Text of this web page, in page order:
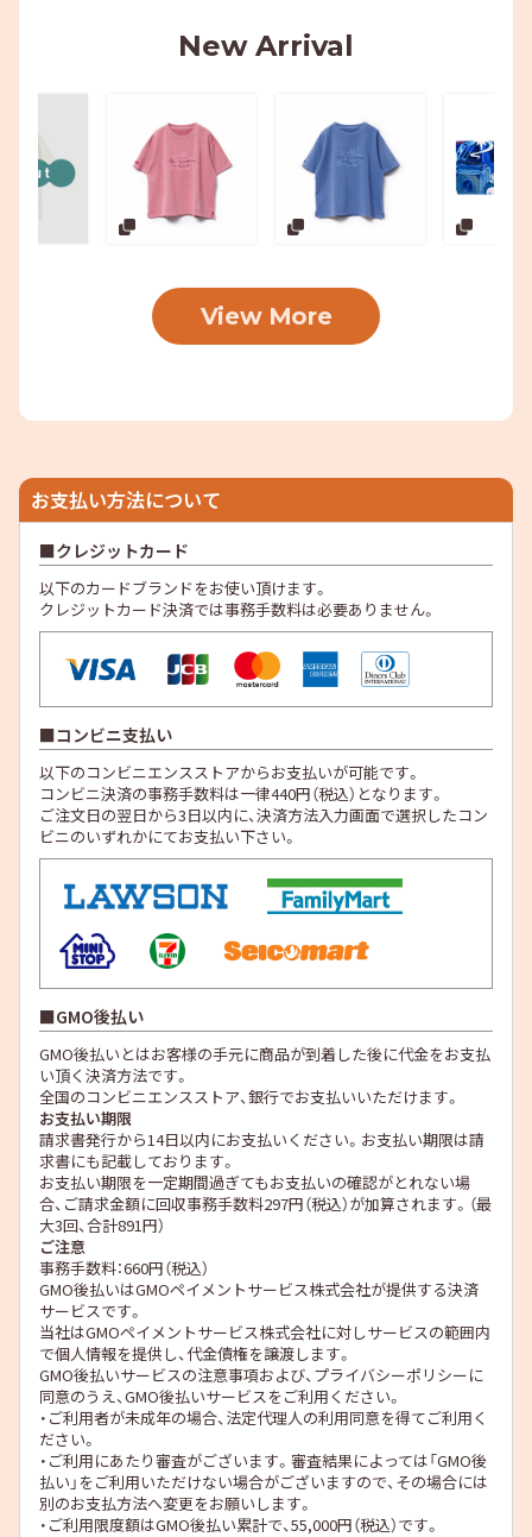
New Arrival
View More
お支払い方法について
クレジットカード
以下のカードブランドをお使い頂けます。
クレジットカード決済では事務手数料は必要ありません。
コンビニ支払い
以下のコンビニエンスストアからお支払いが可能です。
コンビニ決済の事務手数料は一律440円（税込）となります。
ご注文日の翌日から3日以内に、決済方法入力画面で選択したコン
ビニのいずれかにてお支払い下さい。
GMO後払い
GMO後払いとはお客様の手元に商品が到着した後に代金をお支払
い頂く決済方法です。
全国のコンビニエンスストア、銀行でお支払いいただけます。
お支払い期限
請求書発行から14日以内にお支払いください。お支払い期限は請
求書にも記載しております。
お支払い期限を一定期間過ぎてもお支払いの確認がとれない場
合、ご請求金額に回収事務手数料297円（税込）が加算されます。（最
大3回、合計891円）
ご注意
事務手数料：660円（税込）
GMO後払いはGMOペイメントサービス株式会社が提供する決済
サービスです。
当社はGMOペイメントサービス株式会社に対しサービスの範囲内
で個人情報を提供し、代金債権を譲渡します。
GMO後払いサービスの注意事項および、 プライバシーポリシーに
同意のうえ、GMO後払いサービスをご利用ください。
・ご利用者が未成年の場合、法定代理人の利用同意を得てご利用く
ださい。
・ご利用にあたり審査がございます。審査結果によっては「GMO後
払い」をご利用いただけない場合がございますので、その場合には
別のお支払方法へ変更をお願いします。
・ご利用限度額はGMO後払い累計で、55,000円（税込）です。